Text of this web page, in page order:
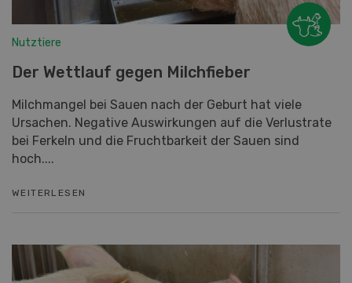
Nutztiere
Der Wettlauf gegen Milchfieber
Milchmangel bei Sauen nach der Geburt hat viele
Ursachen. Negative Auswirkungen auf die Verlustrate
bei Ferkeln und die Fruchtbarkeit der Sauen sind
hoch....
WEITERLESEN